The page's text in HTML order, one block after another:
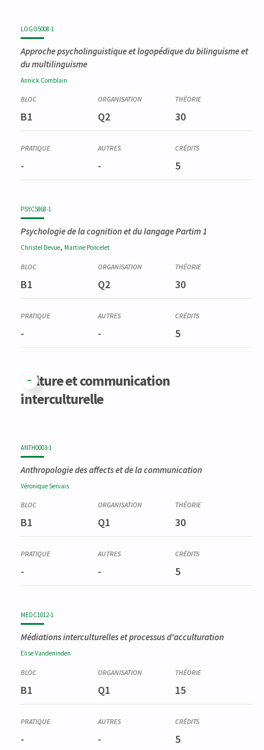
LOGO5008-1
Approche psycholinguistique et logopédique du bilinguisme et
du multilinguisme
Annick Comblain
B1 Q2 30
- - 5
PSYC5868-1
Psychologie de la cognition et du langage Partim 1
Christel Devue, Martine Poncelet
B1 Q2 30
- - 5
Culture et communication
interculturelle
ANTH0003-1
Anthropologie des affects et de la communication
Véronique Servais
B1 Q1 30
- - 5
MEDC1012-1
Médiations interculturelles et processus d'acculturation
EliseVandeninden
B1 Q1 15
- - 5